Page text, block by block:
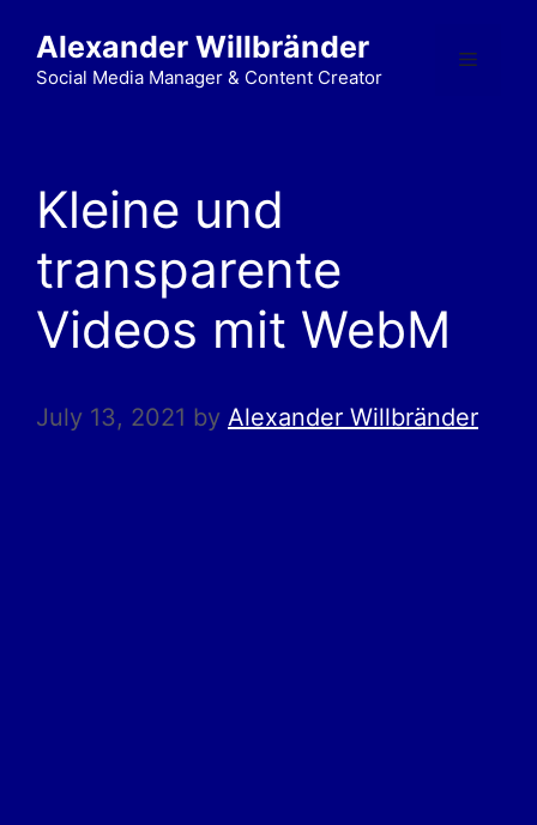
Alexander Willbränder
Social Media Manager & Content Creator
Kleine und
transparente
Videos mit WebM
July 13, 2021 by Alexander Willbränder